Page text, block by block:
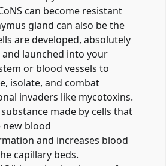
can become resistant
gland can also be the
are developed, absolutely
launched into your
or blood vessels to
isolate, and combat
invaders like mycotoxins.
substance made by cells that
blood
and increases blood
capillary beds.